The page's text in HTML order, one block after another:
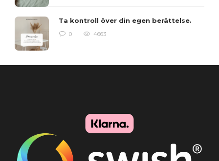
Ta kontroll över din egen berättelse.
0 4663